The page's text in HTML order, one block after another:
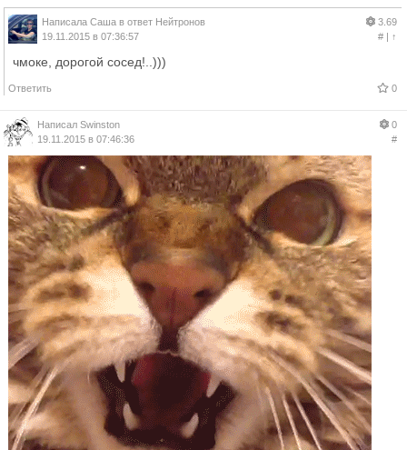
Написала Саша в ответ Нейтронов
19.11.2015 в 07:36:57
3.69
#| ↑
чмоке, дорогой сосед!..)))
Ответить 0
Написал Swinston
19.11.2015 в 07:46:36
0
#